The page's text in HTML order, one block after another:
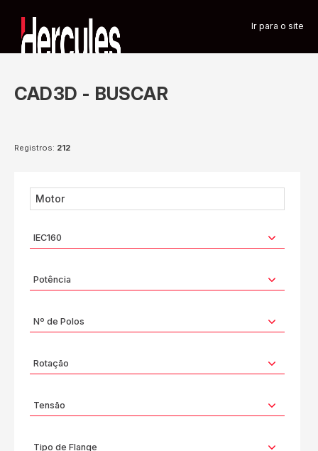
Ir para o site
CAD3D - BUSCAR
Registros: 212